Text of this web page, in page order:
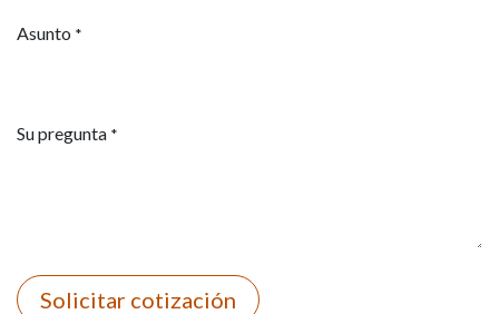
Asunto *
Su pregunta *
Solicitar cotización